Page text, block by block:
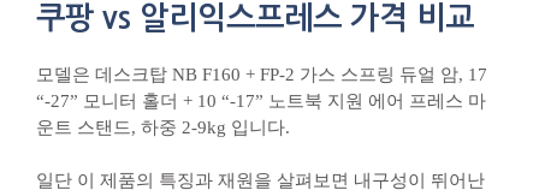
쿠팡 vs 알리익스프레스 가격 비교
모델은 데스크탑 NB F160 + FP-2 가스 스프링 듀얼 암, 17
“-27” 모니터 홀더 + 10 “-17” 노트북 지원 에어 프레스 마
운트 스탠드, 하중 2-9kg 입니다.
일단 이 제품의 특징과 재원을 살펴보면 내구성이 뛰어난